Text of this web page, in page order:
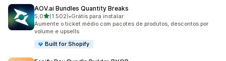
AOV.ai Bundles Quantity Breaks
5,0de 5 estrelas
(1.502)
1502 avaliações ao todo
•Grátis para instalar
Aumente o ticket médio com pacotes de produtos, descontos por
volume e upsells
Built for Shopify